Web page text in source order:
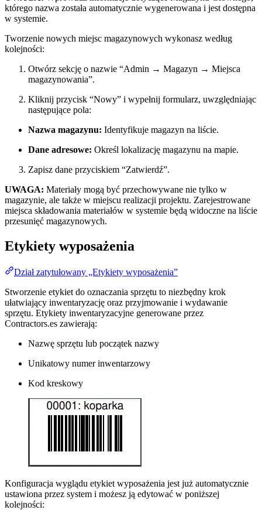
którego nazwa została automatycznie wygenerowana i jest dostępna
w systemie.
Tworzenie nowych miejsc magazynowych wykonasz według
kolejności:
Otwórz sekcję o nazwie “Admin → Magazyn → Miejsca
magazynowania”.
Kliknij przycisk “Nowy” i wypełnij formularz, uwzględniając
następujące pola:
Nazwa magazynu: Identyfikuje magazyn na liście.
Dane adresowe: Określ lokalizację magazynu na mapie.
Zapisz dane przyciskiem “Zatwierdź”.
UWAGA: Materiały mogą być przechowywane nie tylko w
magazynie, ale także w miejscu realizacji projektu. Zarejestrowane
miejsca składowania materiałów w systemie będą widoczne na liście
przesunięć magazynowych.
Etykiety wyposażenia
Dział zatytułowany „Etykiety wyposażenia”
Stworzenie etykiet do oznaczania sprzętu to niezbędny krok
ułatwiający inwentaryzację oraz przyjmowanie i wydawanie
sprzętu. Etykiety inwentaryzacyjne generowane przez
Contractors.es zawierają:
Nazwę sprzętu lub początek nazwy
Unikatowy numer inwentarzowy
Kod kreskowy
Konfiguracja wyglądu etykiet wyposażenia jest już automatycznie
ustawiona przez system i możesz ją edytować w poniższej
kolejności: